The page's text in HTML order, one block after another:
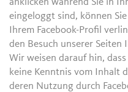
eingeloggt sind, können
Ihrem Facebook-Profil
den Besuch unserer
Wir weisen darauf hin,
keine Kenntnis vom Inhalt
deren Nutzung durch